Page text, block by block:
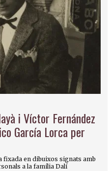
i Víctor Fernández
García Lorca per
fixada en dibuixos signats amb
a la família Dalí